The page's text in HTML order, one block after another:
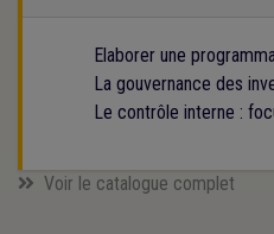
Elaborer une
La gouvernance des
Le contrôle interne :
Voir le catalogue complet